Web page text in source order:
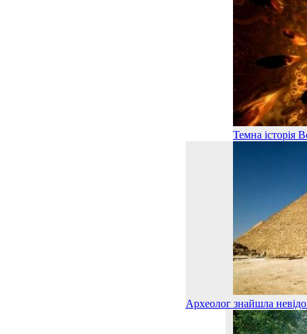
Темна історія
Археолог знайшла